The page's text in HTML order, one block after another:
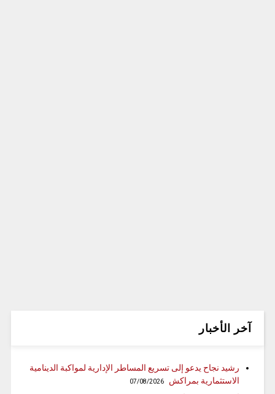
آخر الأخبار
رشيد نجاح يدعو إلى تسريع المساطر الإدارية لمواكبة الدينامية
الاستثمارية بمراكش
07/08/2026